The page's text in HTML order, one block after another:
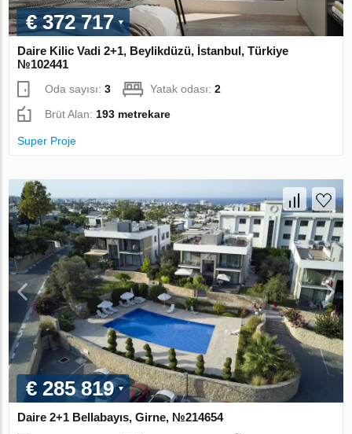
€ 372 717
Daire Kilic Vadi 2+1, Beylikdüzü, İstanbul, Türkiye
№102441
Oda sayısı:3 Yatak odası:2
Brüt Alan:193 metrekare
Super Proje
€ 285 819
Daire 2+1 Bellabayıs, Girne, №214654